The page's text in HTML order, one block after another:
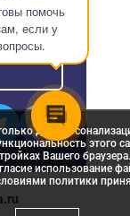
помочь
если у
для
этого
Вашего браузера.
использование
политики